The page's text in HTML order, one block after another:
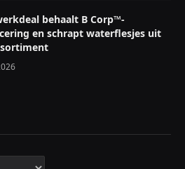
behaalt B Corp™-
en schrapt waterflesjes uit